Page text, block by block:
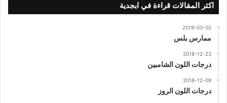
اكثر المقالات قراءة في ابجدية
2019-03-02
ممارس بلس
2018-12-23
درجات اللون الشامبين
2018-12-09
درجات اللون الروز